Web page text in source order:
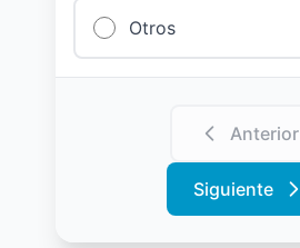
Otros
Anterior
Siguiente